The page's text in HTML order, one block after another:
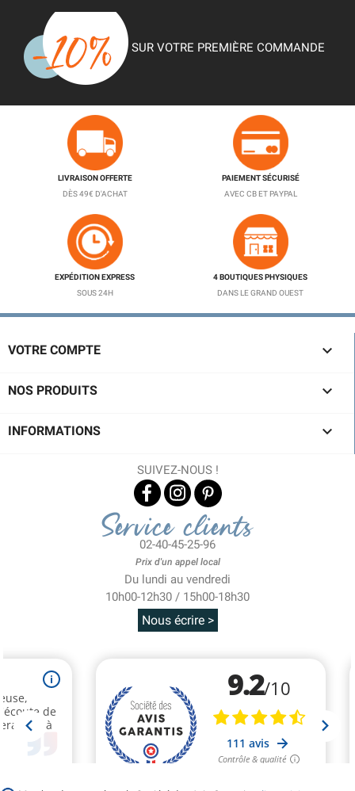
SUR VOTRE PREMIÈRE COMMANDE
LIVRAISON OFFERTE
DÈS 49€ D'ACHAT
PAIEMENT SÉCURISÉ
AVEC CB ET PAYPAL
EXPÉDITION EXPRESS
SOUS 24H
4 BOUTIQUES PHYSIQUES
DANS LE GRAND OUEST
VOTRE COMPTE 
NOS PRODUITS 
INFORMATIONS 
SUIVEZ-NOUS !
Service clients
02-40-45-25-96
Prix d'un appel local
Du lundi au vendredi
10h00-12h30 / 15h00-18h30
Nous écrire >